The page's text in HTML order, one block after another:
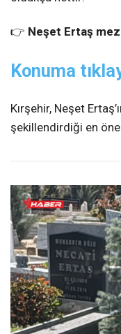
👉 Neşet Ertaş
Konuma
Kırşehir, Neşet
şekillendirdiği en